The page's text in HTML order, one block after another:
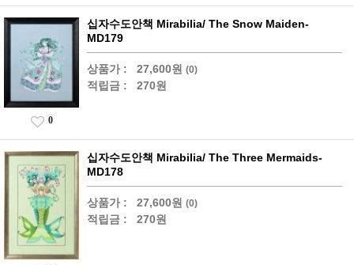
십자수도안책 Mirabilia/ The Snow Maiden-
MD179
상품가 : 27,600원 (0)
적립금 : 270원
0
십자수도안책 Mirabilia/ The Three Mermaids-
MD178
상품가 : 27,600원 (0)
적립금 : 270원